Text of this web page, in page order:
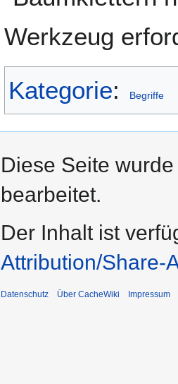
Werkzeug
Kategorie: Begriffe
Diese Seite
bearbeitet.
Der Inhalt ist
Attribution/Share-
Datenschutz Über CacheWiki Impressum